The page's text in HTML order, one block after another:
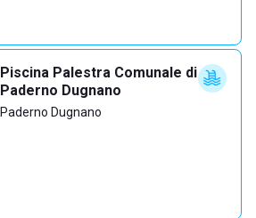
Piscina Palestra Comunale di
Paderno Dugnano
Paderno Dugnano